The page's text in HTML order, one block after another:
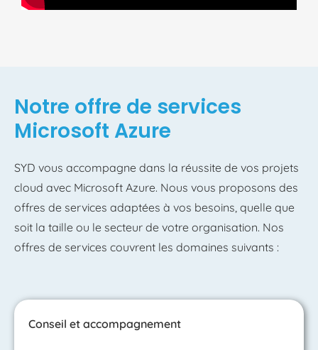
Notre offre de services
Microsoft Azure
SYD vous accompagne dans la réussite de vos projets
cloud avec Microsoft Azure. Nous vous proposons des
offres de services adaptées à vos besoins, quelle que
soit la taille ou le secteur de votre organisation. Nos
offres de services couvrent les domaines suivants :
Conseil et accompagnement